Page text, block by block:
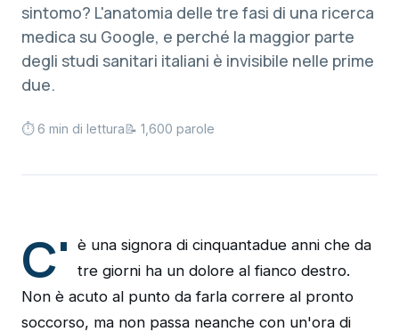
sintomo? L'anatomia delle tre fasi di una ricerca
medica su Google, e perché la maggior parte
degli studi sanitari italiani è invisibile nelle prime
due.
⏱ 6 min di lettura📝 1,600 parole
C' è una signora di cinquantadue anni che da
tre giorni ha un dolore al fianco destro.
Non è acuto al punto da farla correre al pronto
soccorso, ma non passa neanche con un'ora di